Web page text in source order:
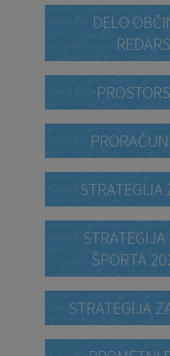
DELO
STRATEGIJA
ŠPORTA
STRATEGIJA